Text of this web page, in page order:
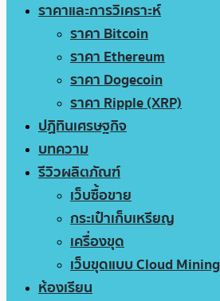
ราคาและการวิเคราะห์
ราคา Bitcoin
ราคา Ethereum
ราคา Dogecoin
ราคา Ripple (XRP)
ปฏิทินเศรษฐกิจ
บทความ
รีวิวผลิตภัณฑ์
เว็บซื้อขาย
กระเป๋าเก็บเหรียญ
เครื่องขุด
เว็บขุดแบบ Cloud Mining
ห้องเรียน